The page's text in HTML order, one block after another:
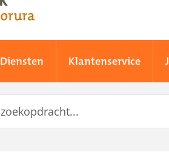
Diensten Klantenservice